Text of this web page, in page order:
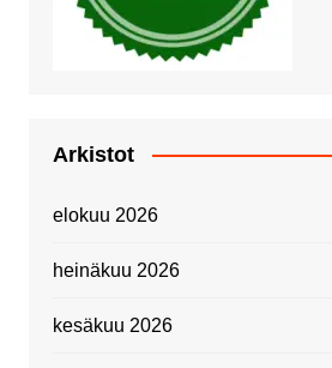
Arkistot
elokuu 2026
heinäkuu 2026
kesäkuu 2026